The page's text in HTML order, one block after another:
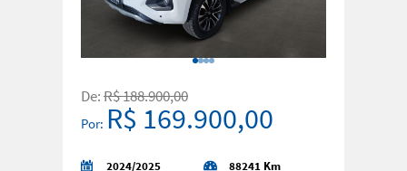
De:R$ 188.900,00
Por: R$ 169.900,00
2024/2025 88241 Km